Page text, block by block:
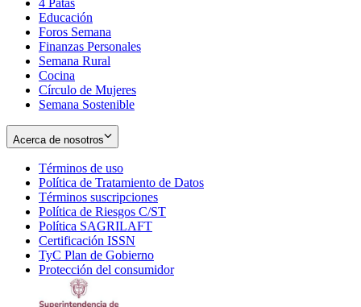
window
new
window
Educación
Foros Semana
Finanzas Personales
Semana Rural
Cocina
Círculo de Mujeres
Semana Sostenible
Acerca de nosotros
Términos de uso
in
new
window
Política de Tratamiento de Datos
Términos suscripciones
in
Política de Riesgos C/ST
Política SAGRILAFT
new
window
Certificación ISSN
in
new
TyC Plan de Gobierno
in
Protección del consumidorOpens